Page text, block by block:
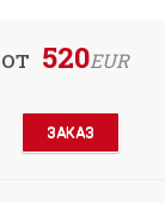
от 520EUR
ЗАКАЗ